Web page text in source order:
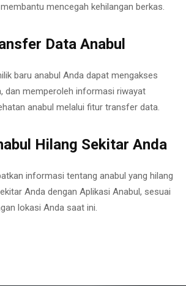
mencegah kehilangan berkas.
Data Anabul
baru anabul Anda dapat mengakses
dan memperoleh informasi riwayat
anabul melalui fitur transfer data.
Hilang Sekitar Anda
informasi tentang anabul yang hilang
Anda dengan Aplikasi Anabul, sesuai
lokasi Anda saat ini.